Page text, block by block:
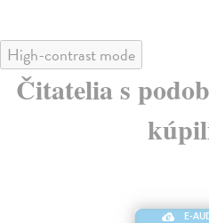
High-contrast mode
Čitatelia s
E-